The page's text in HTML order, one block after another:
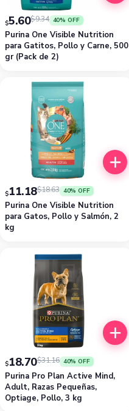
Purina One Visible Nutrition
para Gatitos, Pollo y Carne, 500
gr (Pack de 2)
$9.34
$5.60 40% OFF
Purina One Visible Nutrition
para Gatos, Pollo y Salmón, 2
kg
$18.63
$11.18 40% OFF
Purina Pro Plan Active Mind,
Adult, Razas Pequeñas,
Optiage, Pollo, 3 kg
$31.16
$18.70 40% OFF